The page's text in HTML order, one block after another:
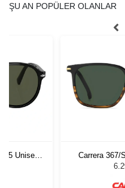
ŞU AN POPÜLER OLANLAR
55 Unisex
Carrera 367/